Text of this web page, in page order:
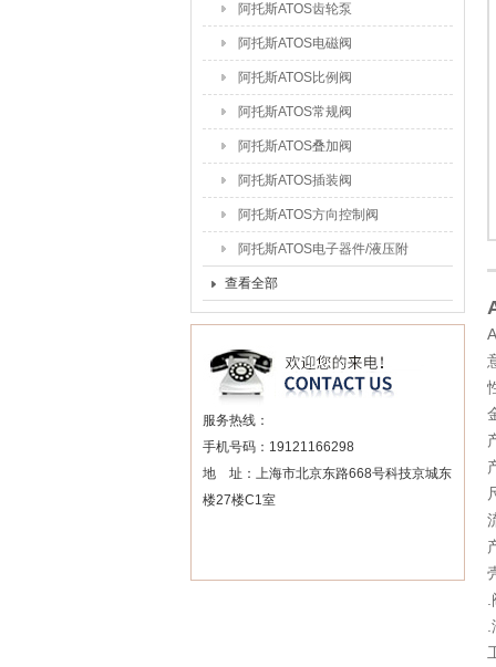
阿托斯ATOS齿轮泵
阿托斯ATOS电磁阀
阿托斯ATOS比例阀
阿托斯ATOS常规阀
阿托斯ATOS叠加阀
阿托斯ATOS插装阀
阿托斯ATOS方向控制阀
阿托斯ATOS电子器件/液压附
件
查看全部
服务热线：
手机号码：19121166298
地 址：上海市北京东路668号科技京城东
楼27楼C1室